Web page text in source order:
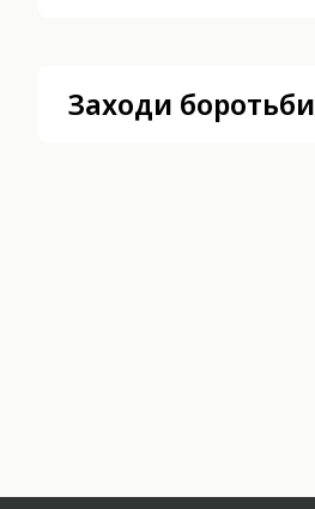
Заходи боротьби